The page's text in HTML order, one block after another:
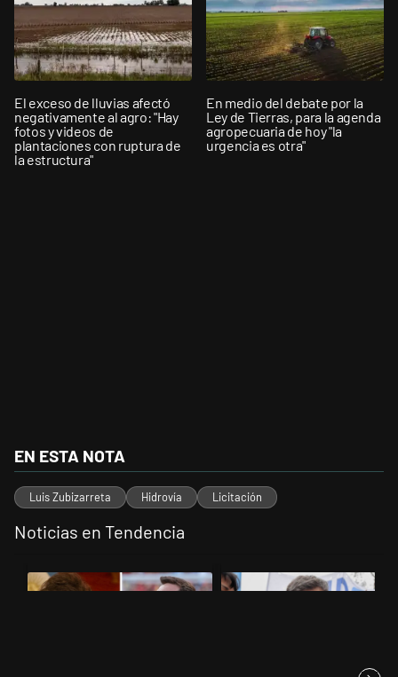
El exceso de lluvias afectó
negativamente al agro: "Hay
fotos y videos de
plantaciones con ruptura de
la estructura"
En medio del debate por la
Ley de Tierras, para la agenda
agropecuaria de hoy "la
urgencia es otra"
EN ESTA NOTA
Luis Zubizarreta Hidrovía Licitación
Noticias en Tendencia
Un artículo de tendencia con el título "Milei despidió a Jorge Messi
Un artículo de tendencia con el